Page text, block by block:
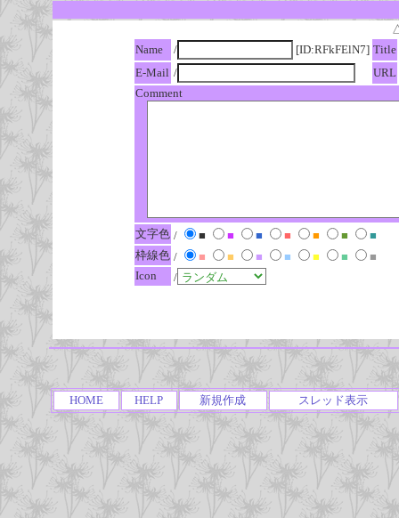
Name
/ [ID:RFkFElN7] Title
E-Mail /
URL
Comment
文字色 / ■ ■ ■ ■ ■ ■
■
枠線色 / ■ ■ ■ ■ ■ ■
■
Icon
/
HOME HELP 新規作成 スレッド表示